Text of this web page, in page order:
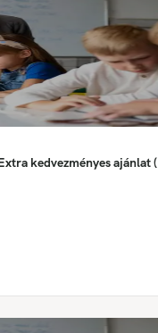
kedvezményes ajánlat